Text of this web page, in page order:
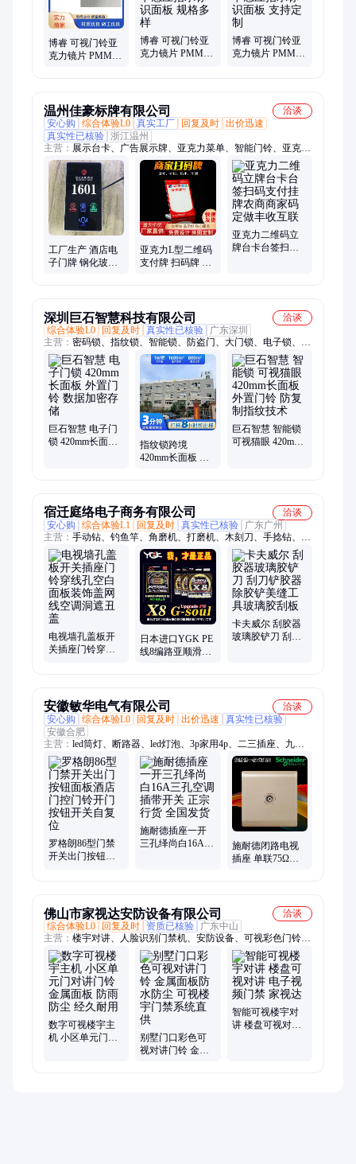
博睿 可视门铃亚
克力镜片 PMMA
博睿 可视门铃亚
克力镜片 PMMA
博睿 可视门铃亚
克力镜片 PMMA
温州佳豪标牌有限公司
洽谈
安心购
综合体验L0 真实工厂 回复及时 出价迅速
真实性已核验 浙江温州
主营： 展示台卡、广告展示牌、亚克力菜单、智能门铃、亚克力
桌牌、二维码展架、桌面收款立牌、二维码支付牌、三角插槽铝
合金、铝合金科室牌、医院楼层索引牌、去向牌、无纺布袋、手
提帆布袋、金属冰箱贴、冰箱贴、流沙冰箱贴、亚克力流麻冰箱
贴、台卡实木桌牌、磁性金属冰箱贴、安全制度牌、有机玻璃台
牌、铝合金标牌、金箔实木奖牌
工厂生产 酒店电
子门牌 钢化玻璃
亚克力L型二维码
支付牌 扫码牌 商
亚克力二维码立
牌台卡台签扫码
深圳巨石智慧科技有限公司
洽谈
综合体验L0
回复及时 真实性已核验
广东深圳
主营： 密码锁、指纹锁、智能锁、防盗门、大门锁、电子锁、人
脸识别、应急电源、智能家居、机械钥匙、智能门锁、家用门
锁、电子门锁、美标别墅锁、家用安全门、木门别墅锁、带监控
摄像头、中式庭院门锁、一握开通通锁、一握开房门锁、仿古大
门别墅锁
巨石智慧 电子门
锁 420mm长面板
指纹锁跨境
420mm长面板 外
巨石智慧 智能锁
可视猫眼 420mm
宿迁庭络电子商务有限公司
洽谈
安心购
综合体验L1 回复及时 真实性已核验
广东广州
主营： 手动钻、钓鱼竿、角磨机、打磨机、木刻刀、手捻钻、捕
鱼笼、捕虾网、雕刻刀、木工手、电磨机、木工雕刻、钻孔工
具、手工钻头、碳素海竿、玉石打磨、手动核桃、文玩工具、夹
头夹持、雕刻笔刀、工具木工、虾笼虾网、实心手工、打孔双
头、家用手动
电视墙孔盖板开
关插座门铃穿线
日本进口YGK PE
线8编路亚顺滑远
卡夫威尔 刮胶器
玻璃胶铲刀 刮刀
安徽敏华电气有限公司
洽谈
安心购
综合体验L0 回复及时 出价迅速
真实性已核验
安徽合肥
主营： led筒灯、断路器、led灯泡、3p家用4p、二三插座、九孔
插座、三插插座、中途开关、三极开关、插座二二、多控开关、
电源插座、电线多芯、开关带led、led吸顶灯、三极插座、吊扇
开关、漏电附件、施耐德开关配电、罗格朗美淳开关、罗格朗断
路器、欧普灯具照明、木林森商照灯具、敏华消防指示
罗格朗86型门禁
开关出门按钮面
施耐德插座一开
三孔绎尚白16A三
施耐德闭路电视
插座 单联75Ω电
佛山市家视达安防设备有限公司
洽谈
综合体验L0
回复及时 资质已核验
广东中山
主营： 楼宇对讲、人脸识别门禁机、安防设备、可视彩色门铃、
非可视主机、别墅款主机、模拟系统主机、数字系统主机、非可
视分机、可视分机、可视对讲门禁、智能门禁机、人脸识别门口
机、高清可视对讲系统、智能门禁系统、楼宇对讲套装、10寸屏
门禁主机、楼宇对讲设备、可视对讲全数字系统、智能云对讲、
双向可视门禁、非可视楼宇对讲系统、楼宇对讲门禁系统、可视
化数字系统、单元楼门口对讲系统
数字可视楼宇主
机 小区单元门对
别墅门口彩色可
视对讲门铃 金属
智能可视楼宇对
讲 楼盘可视对讲